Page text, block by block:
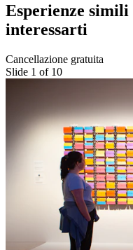
Esperienze
interessarti
Cancellazione gratuita
Slide 1 of 10